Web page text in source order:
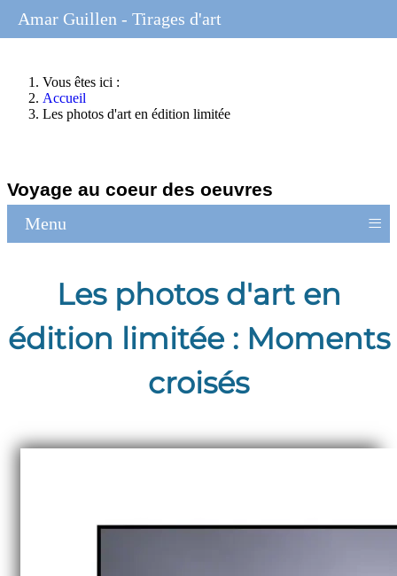
Vous êtes ici :
Accueil
Les photos d'art en édition limitée
Voyage au coeur des oeuvres
Menu ≡
Les photos d'art en
édition limitée : Moments
croisés
Amar Guillen - Tirages d'art